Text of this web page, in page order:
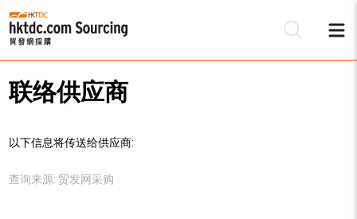
联络供应商
以下信息将传送给供应商:
查询来源: 贸发网采购